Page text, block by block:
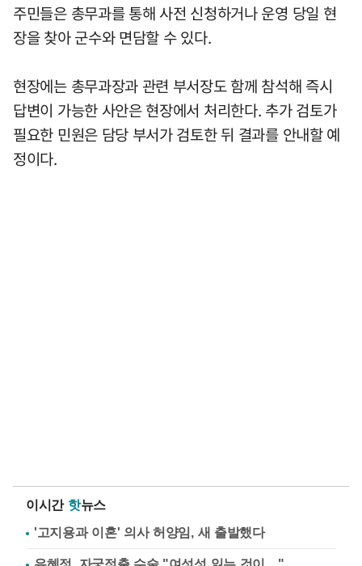
주민들은 총무과를 통해 사전 신청하거나 운영 당일 현
장을 찾아 군수와 면담할 수 있다.
현장에는 총무과장과 관련 부서장도 함께 참석해 즉시
답변이 가능한 사안은 현장에서 처리한다. 추가 검토가
필요한 민원은 담당 부서가 검토한 뒤 결과를 안내할 예
정이다.
이시간 핫뉴스
'고지용과 이혼' 의사 허양임, 새 출발했다